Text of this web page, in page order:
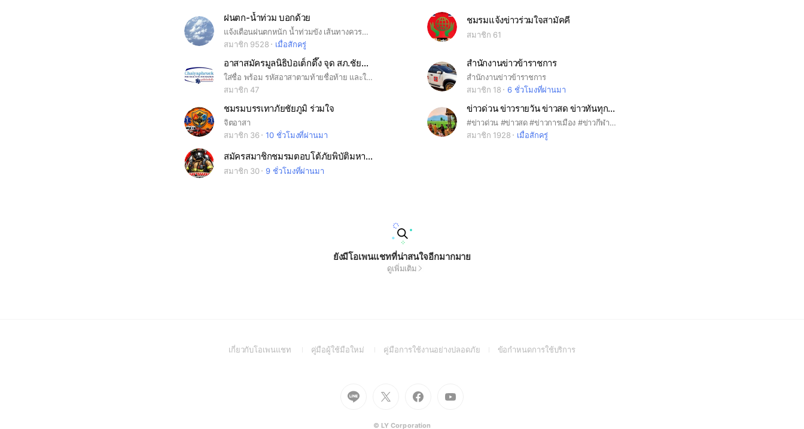
ฝนตก-น้ำท่วม บอกด้วย
แจ้งเตือนฝนตกหนัก น้ำท่วมขัง เส้นทางควรหลีกเลี่ยง แชร์ข้อมูลด่วน ๆ ที่เกี่ยวข้อง ฯลฯ
สมาชิก 9528
เมื่อสักครู่
ชมรมแจ้งข่าวร่วมใจสามัคคี
สมาชิก 61
อาสาสมัครมูลนิธิป่อเต็กตึ๊ง จุด สภ.ชัยพฤกษ์
ใส่ชื่อ พร้อม รหัสอาสาตามท้ายชื่อท้าย และใส่รูปอาสาสมัคร ห้ามใส่รูปการ์ตูน เด็ดขาด ถึงจะผ่านการอนุมัติเข้ากลุ่ม ว.0 ชัยพฤกษ์ 001 002 ให้อาสาสมัครปฏิบัติตามอย่างเคร่งครัด
สมาชิก 47
สำนักงานข่าวข้าราชการ
สำนักงานข่าวข้าราชการ
สมาชิก 18
6 ชั่วโมงที่ผ่านมา
ชมรมบรรเทาภัยชัยภูมิ ร่วมใจ
จิตอาสา
สมาชิก 36
10 ชั่วโมงที่ผ่านมา
ข่าวด่วน ข่าวรายวัน ข่าวสด ข่าวทันทุกเหตุการณ์
#ข่าวด่วน #ข่าวสด #ข่าวการเมือง #ข่าวกีฬา #ข่าวรายวัน #ไทยรัฐ #เดลินิวส์ #มติชน #ไทยโพสต์ #ประชาชาติ #ช่อง7 #สำนักข่าวไทย
สมาชิก 1928
เมื่อสักครู่
สมัครสมาชิกชมรมตอบโต้ภัยพิบัติมหานคร
สมาชิก 30 9 ชั่วโมงที่ผ่านมา
ยังมีโอเพนแชทที่น่าสนใจอีกมากมาย
ดูเพิ่มเติม
เกี่ยวกับโอเพนแชท
(Openคู่มือผู้ใช้มือใหม่
(Open
window)
คู่มือการใช้งานอย่างปลอดภัย(Openข้อกำหนดการใช้บริการ(Open
Go
to
(Open
Go
to
(Open
Go
to
(Open
to
© LY Corporation